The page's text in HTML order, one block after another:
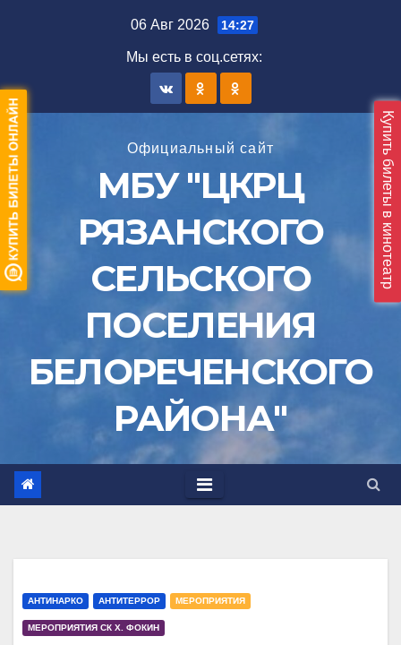
06 Авг 2026 14:27
Мы есть в соц.сетяx:
Официальный сайт
МБУ "ЦКРЦ
РЯЗАНСКОГО
СЕЛЬСКОГО
ПОСЕЛЕНИЯ
БЕЛОРЕЧЕНСКОГО
РАЙОНА"
АНТИНАРКО АНТИТЕРРОР МЕРОПРИЯТИЯ
МЕРОПРИЯТИЯ СК Х. ФОКИН
Купить билеты в кинотеатр